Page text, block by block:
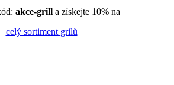
akce-grilla získejte 10% na
celý sortiment grilů